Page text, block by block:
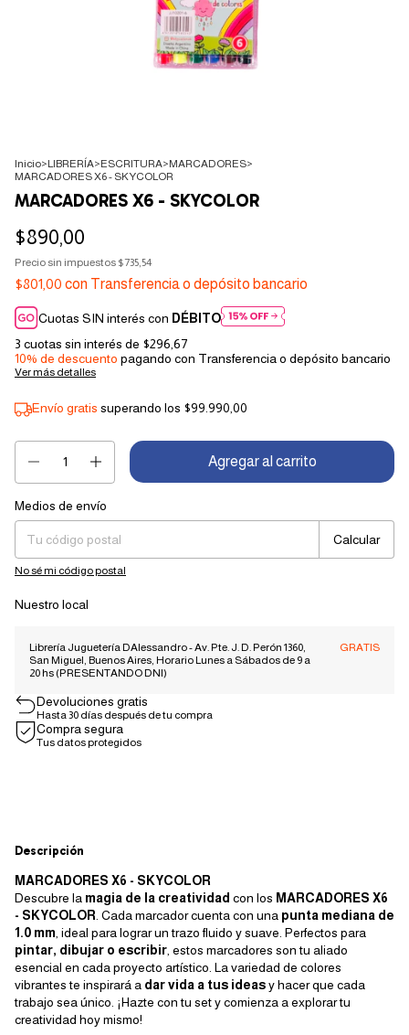
Inicio>LIBRERÍA>ESCRITURA>MARCADORES>
MARCADORES X6 - SKYCOLOR
MARCADORES X6 - SKYCOLOR
$890,00
Precio sin impuestos $735,54
$801,00 con Transferencia o depósito bancario
Cuotas SIN interés con DÉBITO
3 cuotas sin interés de $296,67
10% de descuento pagando con Transferencia o depósito bancario
Ver más detalles
Envío gratis superando los $99.990,00
Entregas para el CP:
Medios de envío
Calcular
No sé mi código postal
Nuestro local
Librería Juguetería DAlessandro - Av. Pte. J. D. Perón 1360,
San Miguel, Buenos Aires, Horario Lunes a Sábados de 9 a
20 hs (PRESENTANDO DNI)
GRATIS
Devoluciones gratis
Hasta 30 días después de tu compra
Compra segura
Tus datos protegidos
Descripción
MARCADORES X6 - SKYCOLOR
Descubre la magia de la creatividad con los MARCADORES X6
- SKYCOLOR . Cada marcador cuenta con una punta mediana de
1.0 mm , ideal para lograr un trazo fluido y suave. Perfectos para
pintar, dibujar o escribir , estos marcadores son tu aliado
esencial en cada proyecto artístico. La variedad de colores
vibrantes te inspirará a dar vida a tus ideasy hacer que cada
trabajo sea único. ¡Hazte con tu set y comienza a explorar tu
creatividad hoy mismo!